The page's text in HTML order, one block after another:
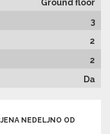
Ground floor
3
2
2
Da
NEDELJNO OD